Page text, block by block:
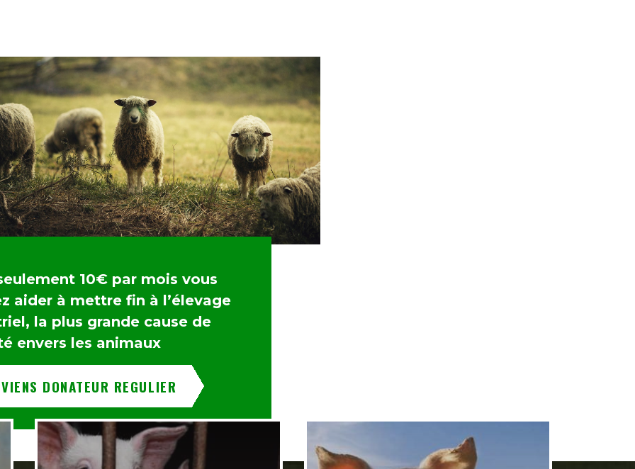
10€ par mois vous
aider à mettre fin à l’élevage
la plus grande cause de
envers les animaux
DONATEUR REGULIER